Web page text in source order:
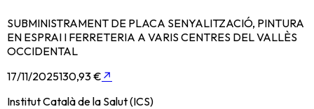
SUBMINISTRAMENT DE PLACA SENYALITZACIÓ, PINTURA
EN ESPRAI I FERRETERIA A VARIS CENTRES DEL VALLÈS
OCCIDENTAL
17/11/2025130,93 € ↗
Institut Català de la Salut (ICS)